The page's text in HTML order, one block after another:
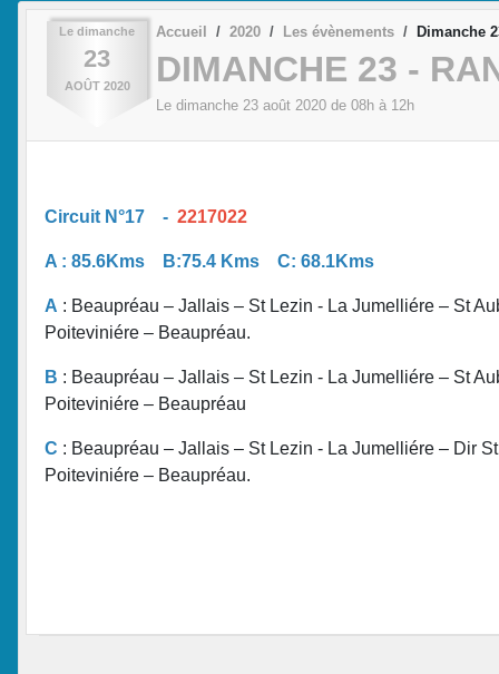
Le dimanche
23
AOÛT 2020
Accueil 2020 Les évènements Dimanche
DIMANCHE 23 -
Le dimanche 23 août 2020 de 08h à 12h
Circuit N°17 - 2217022
A : 85.6Kms B:75.4 Kms C: 68.1Kms
A : Beaupréau – Jallais – St Lezin - La Jumelliére – St
Poiteviniére – Beaupréau.
B : Beaupréau – Jallais – St Lezin - La Jumelliére – St
Poiteviniére – Beaupréau
C : Beaupréau – Jallais – St Lezin - La Jumelliére – Dir
Poiteviniére – Beaupréau.